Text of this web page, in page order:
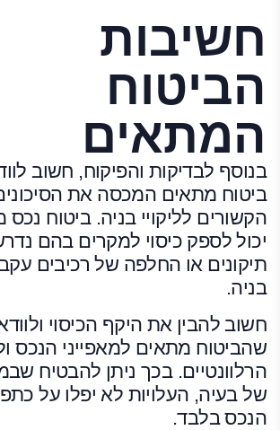
חשיבות
הביטוח
המתאים
בנוסף לבדיקות והפיקוח, חשוב
ביטוח מתאים המכסה את
הקשורים לליקויי בניה. ביטוח
יכול לספק כיסוי למקרים בהם
תיקונים או החלפה של רכיבים עקב
בניה.
חשוב להבין את היקף הכיסוי
שהביטוח מתאים למאפייני הנכס
הרלוונטיים. בכך ניתן להבטיח
של בעיה, העלויות לא יפלו על
הנכס בלבד.